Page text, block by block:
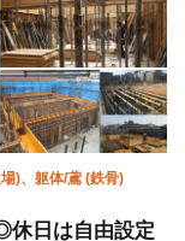
)、躯体/鳶 (鉄骨)
休日は自由設定